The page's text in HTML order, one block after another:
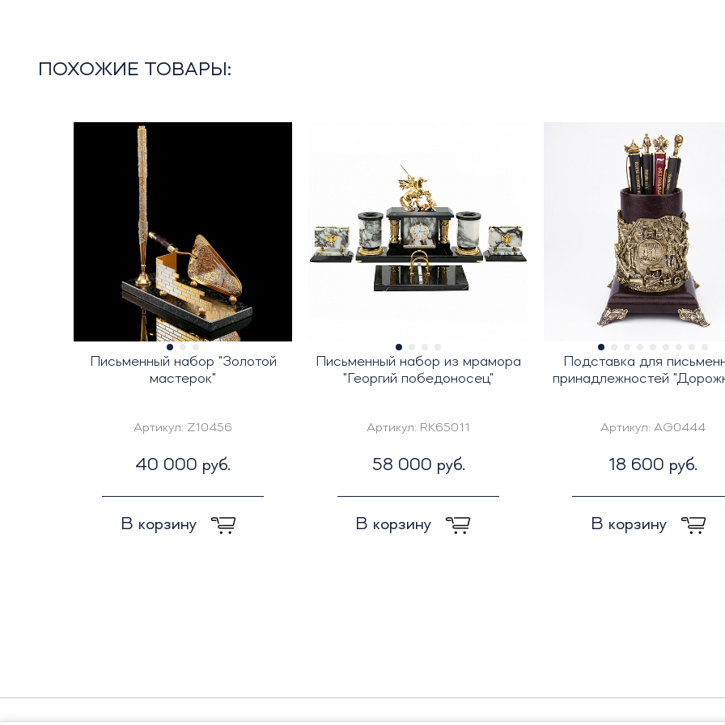
ПОХОЖИЕ ТОВАРЫ:
Письменный набор "Золотой
мастерок"
Артикул: Z10456
40 000 руб.
В корзину
Письменный набор из мрамора
"Георгий победоносец"
Артикул: RK65011
58 000 руб.
В корзину
Подставка для
принадлежностей
Артикул:AG0444
18 600 руб.
В корзину